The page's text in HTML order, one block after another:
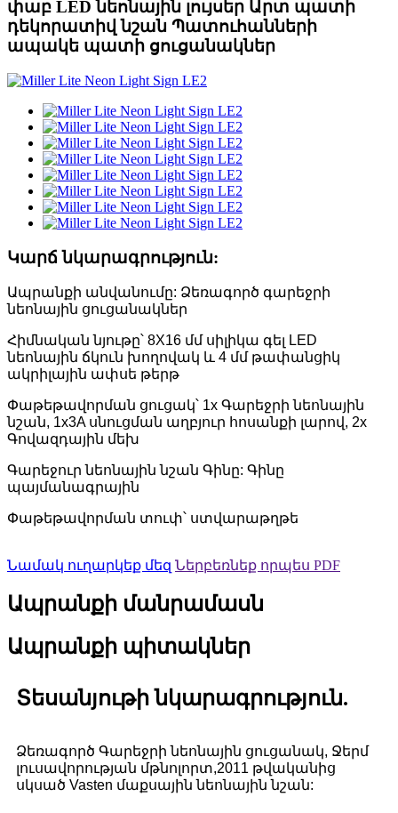
փաբ LED նեոնային լույսեր Արտ պատի
դեկորատիվ նշան Պատուհանների
ապակե պատի ցուցանակներ
Կարճ նկարագրություն:
Ապրանքի անվանումը: Ձեռագործ գարեջրի
նեոնային ցուցանակներ
Հիմնական նյութը՝ 8X16 մմ սիլիկա գել LED
նեոնային ճկուն խողովակ և 4 մմ թափանցիկ
ակրիլային ափսե թերթ
Փաթեթավորման ցուցակ՝ 1x Գարեջրի նեոնային
նշան, 1x3A սնուցման աղբյուր հոսանքի լարով, 2x
Գովազդային մեխ
Գարեջուր նեոնային նշան Գինը: Գինը
պայմանագրային
Փաթեթավորման տուփ՝ ստվարաթղթե
Նամակ ուղարկեք մեզ Ներբեռնեք որպես PDF
Ապրանքի մանրամասն
Ապրանքի պիտակներ
Տեսանյութի նկարագրություն.
Ձեռագործ Գարեջրի նեոնային ցուցանակ, Ջերմ
լուսավորության մթնոլորտ,2011 թվականից
սկսած Vasten մաքսային նեոնային նշան: